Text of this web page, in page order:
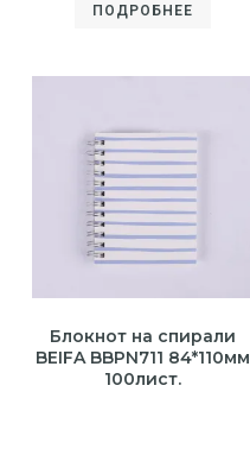
ПОДРОБНЕЕ
Блокнот на спирали
BEIFA BBPN711 84*110мм
100лист.